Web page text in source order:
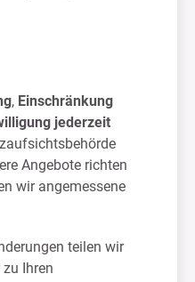
, Einschränkung
jederzeit
Angebote richten
wir angemessene
teilen wir
Ihren